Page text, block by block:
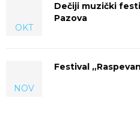
OKT
Dečiji muzički
Pazova
NOV
Festival